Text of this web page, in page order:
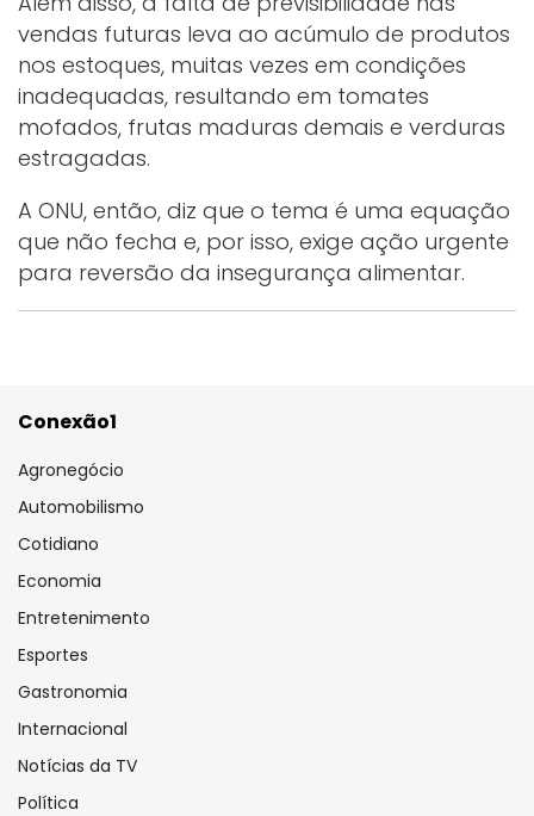
vendas futuras leva ao acúmulo de produtos
nos estoques, muitas vezes em condições
inadequadas, resultando em tomates
mofados, frutas maduras demais e verduras
estragadas.
A ONU, então, diz que o tema é uma equação
que não fecha e, por isso, exige ação urgente
para reversão da insegurança alimentar.
Conexão1
Agronegócio
Automobilismo
Cotidiano
Economia
Entretenimento
Esportes
Gastronomia
Internacional
Notícias da TV
Política